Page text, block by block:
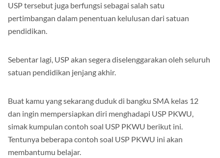
USP tersebut juga berfungsi sebagai salah satu
pertimbangan dalam penentuan kelulusan dari satuan
pendidikan.
Sebentar lagi, USP akan segera diselenggarakan oleh seluruh
satuan pendidikan jenjang akhir.
Buat kamu yang sekarang duduk di bangku SMA kelas 12
dan ingin mempersiapkan diri menghadapi USP PKWU,
simak kumpulan contoh soal USP PKWU berikut ini.
Tentunya beberapa contoh soal USP PKWU ini akan
membantumu belajar.